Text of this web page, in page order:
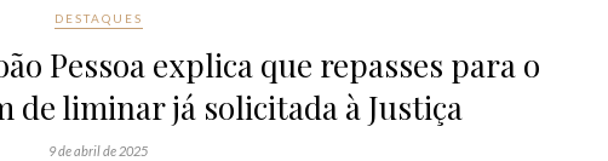
DESTAQUES
Pessoa explica que repasses para o
de liminar já solicitada à Justiça
9 de abril de 2025